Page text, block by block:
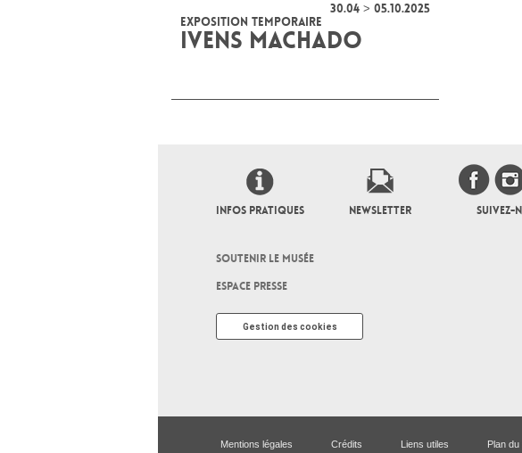
30.04 > 05.10.2025
EXPOSITION TEMPORAIRE
IVENS MACHADO
INFOS PRATIQUES NEWSLETTER SUIVEZ-
SOUTENIR LE MUSÉE
ESPACE PRESSE
Gestion des cookies
Mentions légales Crédits Liens utiles Plan du